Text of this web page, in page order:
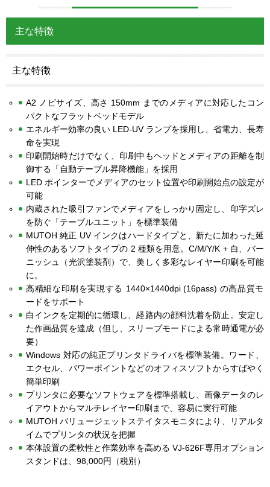
主な特徴
主な特徴
A2 ノビサイズ、高さ 150mm までのメディアに対応したコン
パクトなフラットベッドモデル
エネルギー効率の良い LED-UV ランプを採用し、省電力、長寿
命を実現
印刷開始時だけでなく、印刷中もヘッドとメディアの距離を制
御する「自動テーブル昇降機能」を採用
LED ポインターでメディアのセット位置や印刷開始点の設定が
可能
内蔵された吸引ファンでメディアをしっかり固定し、印字ズレ
を防ぐ「テーブルユニット」を標準装備
MUTOH 純正 UV インクはハードタイプと、新たに加わった延
伸性のあるソフトタイプの 2 種類を用意。C/M/Y/K + 白、バー
ニッシュ（光沢塗装剤）で、美しく多彩なレイヤー印刷を可能
に。
高精細な印刷を実現する 1440×1440dpi (16pass) の高品質モ
ードをサポート
白インクを定期的に循環し、経路内の顔料沈着を防止。安定し
た作画品質を達成（但し、スリープモードによる常時通電が必
要）
Windows 対応の純正プリンタドライバを標準装備。ワード、
エクセル、パワーポイントなどのオフィスソフトからすばやく
簡単印刷
プリンタに必要なソフトウェアを標準搭載し、画像データのレ
イアウトからマルチレイヤー印刷まで、容易に実行可能
MUTOH バリュージェットステイタスモニタにより、リアルタ
イムでプリンタの状況を把握
本体設置の柔軟性と作業効率を高める VJ-626F専用オプション
スタンドは、98,000円（税別）